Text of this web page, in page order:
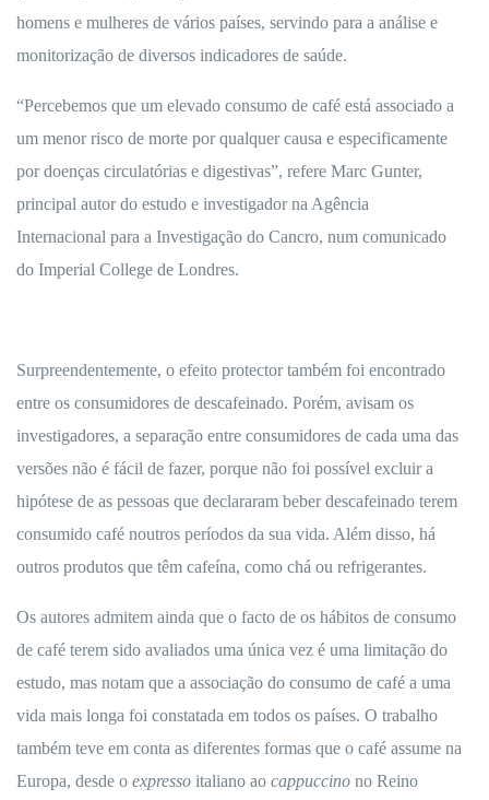
homens e mulheres de vários países, servindo para a análise e
monitorização de diversos indicadores de saúde.
“Percebemos que um elevado consumo de café está associado a
um menor risco de morte por qualquer causa e especificamente
por doenças circulatórias e digestivas”, refere Marc Gunter,
principal autor do estudo e investigador na Agência
Internacional para a Investigação do Cancro, num comunicado
do Imperial College de Londres.
Surpreendentemente, o efeito protector também foi encontrado
entre os consumidores de descafeinado. Porém, avisam os
investigadores, a separação entre consumidores de cada uma das
versões não é fácil de fazer, porque não foi possível excluir a
hipótese de as pessoas que declararam beber descafeinado terem
consumido café noutros períodos da sua vida. Além disso, há
outros produtos que têm cafeína, como chá ou refrigerantes.
Os autores admitem ainda que o facto de os hábitos de consumo
de café terem sido avaliados uma única vez é uma limitação do
estudo, mas notam que a associação do consumo de café a uma
vida mais longa foi constatada em todos os países. O trabalho
também teve em conta as diferentes formas que o café assume na
Europa, desde o expresso italiano ao cappuccino no Reino